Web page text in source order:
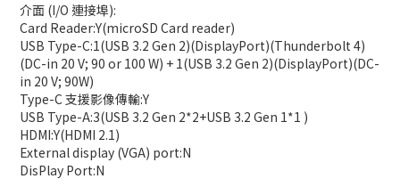
介面 (I/O 連接埠):
Card Reader:Y(microSD Card reader)
USB Type-C:1(USB 3.2 Gen 2)(DisplayPort)(Thunderbolt 4)
(DC-in 20 V; 90 or 100 W) + 1(USB 3.2 Gen 2)(DisplayPort)(DC-
in 20 V; 90W)
Type-C 支援影像傳輸:Y
USB Type-A:3(USB 3.2 Gen 2*2+USB 3.2 Gen 1*1 )
HDMI:Y(HDMI 2.1)
External display (VGA) port:N
DisPlay Port:N